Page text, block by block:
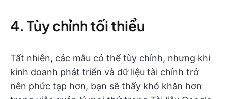
4. Tùy chỉnh tối thiểu
Tất nhiên, các mẫu có thể tùy chỉnh, nhưng khi
kinh doanh phát triển và dữ liệu tài chính trở
nên phức tạp hơn, bạn sẽ thấy khó khăn hơn